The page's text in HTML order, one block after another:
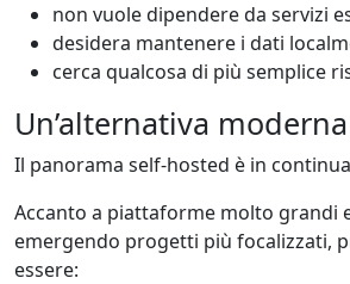
non vuole dipendere da servizi
desidera mantenere i dati
cerca qualcosa di più semplice
Un’alternativa
Il panorama self-hosted è in
Accanto a piattaforme molto grandi
emergendo progetti più focalizzati,
essere: